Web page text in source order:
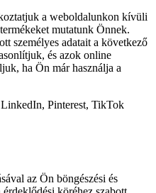
a weboldalunkon kívüli
mutatunk Önnek.
személyes adatait a következő
és azok online
ha Ön már használja a
Pinterest, TikTok
az Ön böngészési és